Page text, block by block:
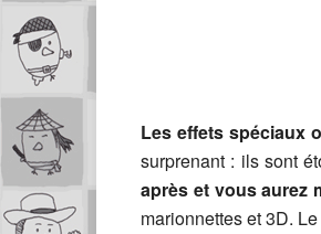
Les effets spéciaux
surprenant : ils sont
après et vous aurez
marionnettes et 3D.